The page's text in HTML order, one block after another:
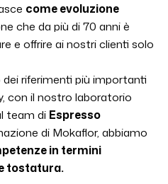
come evoluzione
che da più di 70 anni è
e offrire ai nostri clienti solo
riferimenti più importanti
con il nostro laboratorio
team di Espresso
di Mokaflor, abbiamo
in termini
tostatura.